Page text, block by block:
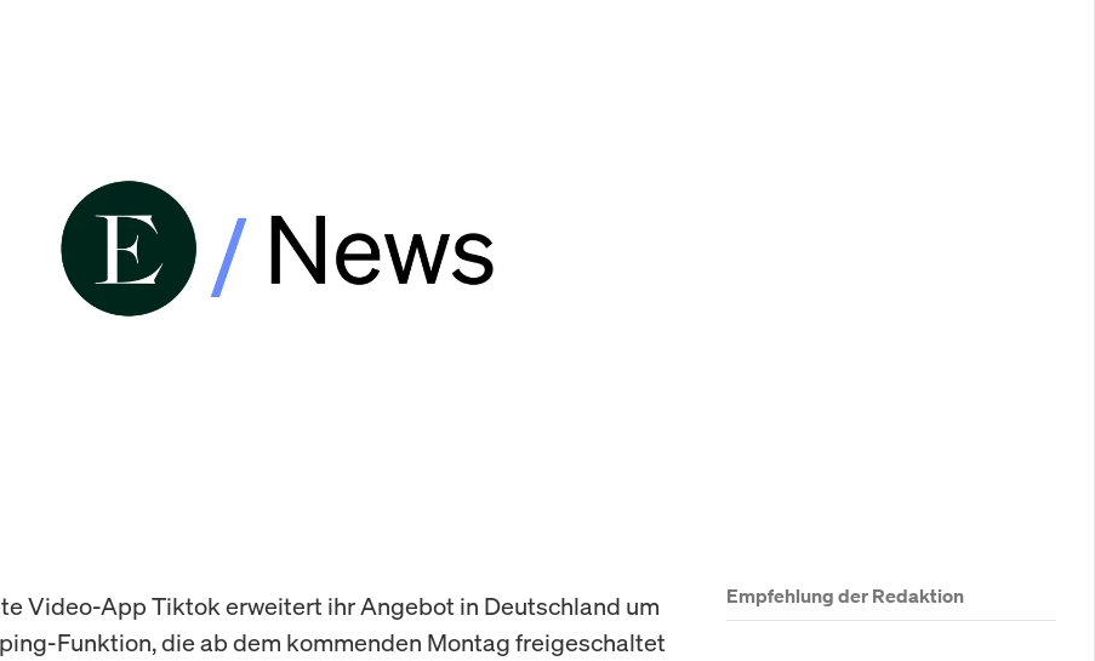
Video-App Tiktok erweitert ihr Angebot in Deutschland um
Funktion, die ab dem kommenden Montag freigeschaltet
Empfehlung der Redaktion